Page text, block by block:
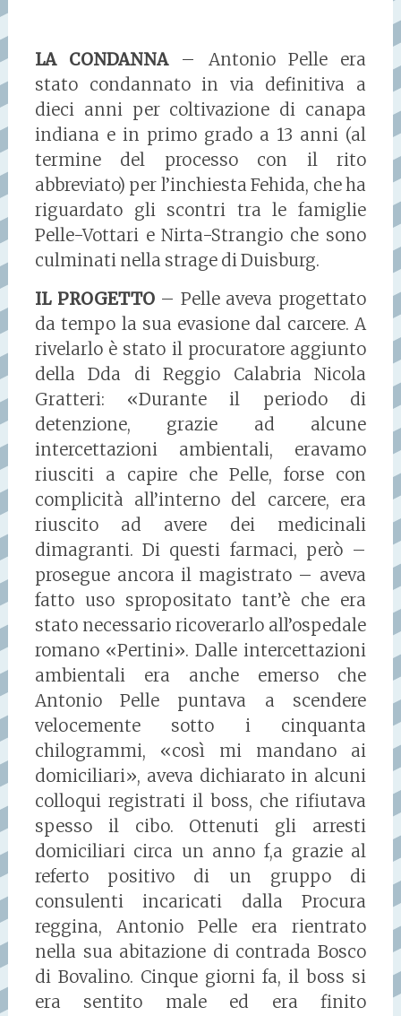
LA CONDANNA – Antonio Pelle era
stato condannato in via definitiva a
dieci anni per coltivazione di canapa
indiana e in primo grado a 13 anni (al
termine del processo con il rito
abbreviato) per l’inchiesta Fehida, che ha
riguardato gli scontri tra le famiglie
Pelle-Vottari e Nirta-Strangio che sono
culminati nella strage di Duisburg.
IL PROGETTO– Pelle aveva progettato
da tempo la sua evasione dal carcere. A
rivelarlo è stato il procuratore aggiunto
della Dda di Reggio Calabria Nicola
Gratteri: «Durante il periodo di
detenzione, grazie ad alcune
intercettazioni ambientali, eravamo
riusciti a capire che Pelle, forse con
complicità all’interno del carcere, era
riuscito ad avere dei medicinali
dimagranti. Di questi farmaci, però –
prosegue ancora il magistrato – aveva
fatto uso spropositato tant’è che era
stato necessario ricoverarlo all’ospedale
romano «Pertini». Dalle intercettazioni
ambientali era anche emerso che
Antonio Pelle puntava a scendere
velocemente sotto i cinquanta
chilogrammi, «così mi mandano ai
domiciliari», aveva dichiarato in alcuni
colloqui registrati il boss, che rifiutava
spesso il cibo. Ottenuti gli arresti
domiciliari circa un anno f,a grazie al
referto positivo di un gruppo di
consulenti incaricati dalla Procura
reggina, Antonio Pelle era rientrato
nella sua abitazione di contrada Bosco
di Bovalino. Cinque giorni fa, il boss si
era sentito male ed era finito